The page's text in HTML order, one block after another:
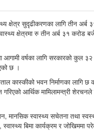
क्षेत्रमा रु तीन अर्ब ३१ करोड
वर्षका लागि सरकारको कुल
छ ।
कास्कीको भवन निर्माणका लागि
आर्थिक मामिलामन्त्री
मानसिक स्वास्थ्य सचेतना तथा
बिमा कार्यक्रम र जोखिममा